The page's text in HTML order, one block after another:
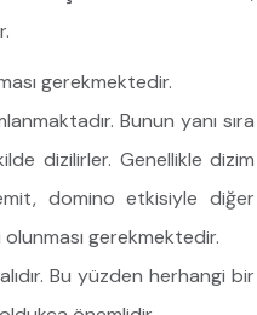
gerekmektedir.
Bunun yanı sıra
dizilirler. Genellikle dizim
domino etkisiyle diğer
gerekmektedir.
Bu yüzden herhangi bir